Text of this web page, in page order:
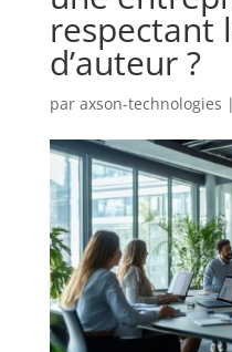
respectant
d’auteur ?
par axson-technologies |